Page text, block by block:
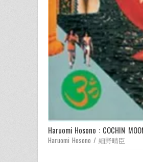
Haruomi Hosono : COCHIN
Haruomi Hosono / 細野晴臣